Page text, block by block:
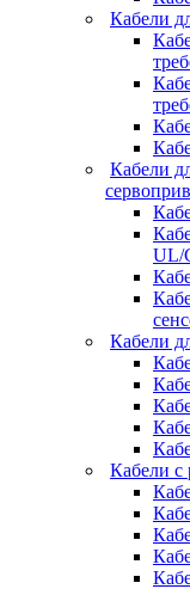
Кабели
Кабели
UL/
Кабели
Кабели с